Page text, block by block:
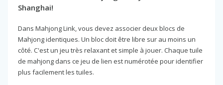
Shanghai!
Dans Mahjong Link, vous devez associer deux blocs de
Mahjong identiques. Un bloc doit être libre sur au moins un
côté. C'est un jeu très relaxant et simple à jouer. Chaque tuile
de mahjong dans ce jeu de lien est numérotée pour identifier
plus facilement les tuiles.